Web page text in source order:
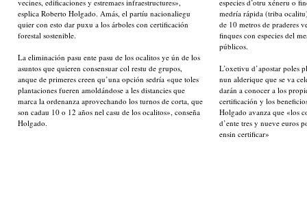
vecines, edificaciones y estremaes infraestructures»,
esplica Roberto Holgado. Amás, el partíu nacionaliegu
quier con esto dar puxu a los árboles con certificación
forestal sostenible.
La eliminación pasu ente pasu de los ocalitos ye ún de los
asuntos que quieren consensuar col restu de grupos,
anque de primeres creen qu’una opción sedría «que toles
plantaciones fueren amoldándose a les distancies que
marca la ordenanza aprovechando los turnos de corta, que
son cadau 10 o 12 años nel casu de los ocalitos», conseña
Holgado.
especies d’otru xéneru o
medría rápida (triba
de 10 metros de praderes
finques con especies del
públicos.
L’oxetivu d’apostar poles
nun alderique que se va
darán a conocer a los
certificación y los
Holgado avanza que «los
d’ente tres y nueve euros
ensin certificar»